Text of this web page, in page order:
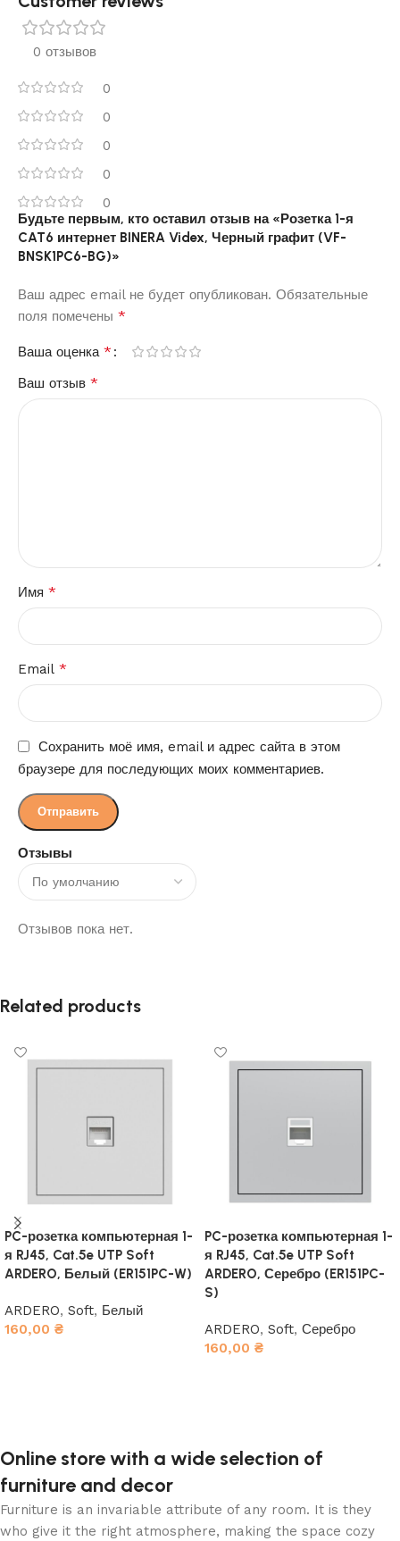
0 отзывов
0
0
0
0
0
Отзывы
Отзывов пока нет.
Будьте первым, кто оставил отзыв на «Розетка 1-я
CAT6 интернет BINERA Videx, Черный графит (VF-
BNSK1PC6-BG)»
Ваш адрес email не будет опубликован. Обязательные
поля помечены *
Ваша оценка *
Ваш отзыв *
Имя *
Email *
Сохранить моё имя, email и адрес сайта в этом
браузере для последующих моих комментариев.
Related products
PC-розетка компьютерная 1-
я RJ45, Cat.5e UTP Soft
ARDERO, Белый (ER151PC-W)
ARDERO, Soft, Белый
160,00 ₴
PC-розетка компьютерная 1-
я RJ45, Cat.5e UTP Soft
ARDERO, Серебро (ER151PC-
S)
ARDERO, Soft, Серебро
160,00 ₴
Online store with a wide selection of
furniture and decor
Furniture is an invariable attribute of any room. It is they
who give it the right atmosphere, making the space cozy